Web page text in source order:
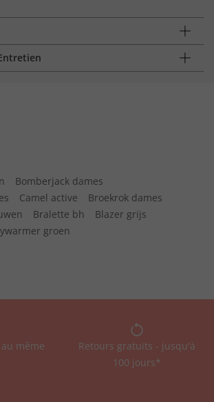
Bomberjack dames
Camel active
Broekrok dames
Bralette bh
Blazer grijs
groen
même
Retours gratuits - jusqu'à
100 jours*